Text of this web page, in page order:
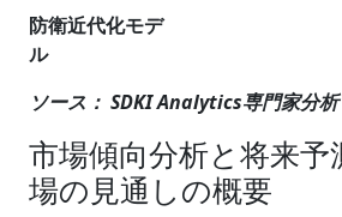
防衛近代化モデ
ル
ソース： SDKI Analytics専門家分析
市場傾向分析と将来予
場の見通しの概要